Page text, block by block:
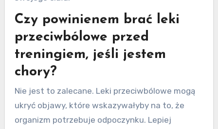
Czy powinienem brać leki
przeciwbólowe przed
treningiem, jeśli jestem
chory?
Nie jest to zalecane. Leki przeciwbólowe mogą
ukryć objawy, które wskazywałyby na to, że
organizm potrzebuje odpoczynku. Lepiej